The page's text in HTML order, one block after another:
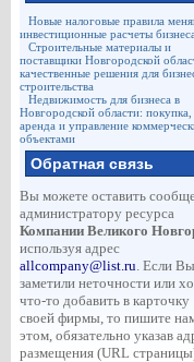
Новые налоговые правила
инвестиционные расчеты бизнеса
Строительные материалы и
поставщики Новгородской
качественные решения для
строительства
Недвижимость для бизнеса в
Новгородской области: покупка,
аренда и управление
объектами
Обратная связь
Вы можете оставить
администратору ресурса
Компании Великого
используя адрес
allcompany@list.ru. Если Вы
заметили неточности или
что-то добавить в карточку
своей фирмы, то пишите
этом, обязательно указав
размещения (URL